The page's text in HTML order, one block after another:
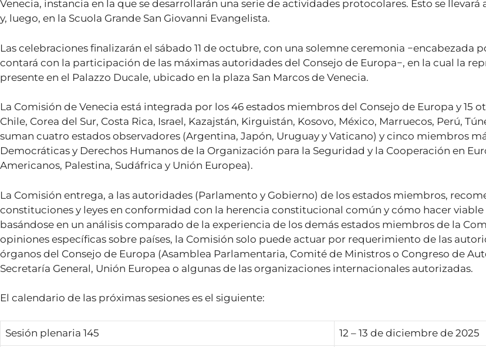
Venecia, instancia en la que se desarrollarán una serie de actividades protocolares. Esto se llevará
y, luego, en la Scuola Grande San Giovanni Evangelista.
Las celebraciones finalizarán el sábado 11 de octubre, con una solemne ceremonia −encabezada
contará con la participación de las máximas autoridades del Consejo de Europa−, en la cual la
presente en el Palazzo Ducale, ubicado en la plaza San Marcos de Venecia.
La Comisión de Venecia está integrada por los 46 estados miembros del Consejo de Europa y 15
Chile, Corea del Sur, Costa Rica, Israel, Kazajstán, Kirguistán, Kosovo, México, Marruecos, Perú,
suman cuatro estados observadores (Argentina, Japón, Uruguay y Vaticano) y cinco miembros
Democráticas y Derechos Humanos de la Organización para la Seguridad y la Cooperación en
Americanos, Palestina, Sudáfrica y Unión Europea).
La Comisión entrega, a las autoridades (Parlamento y Gobierno) de los estados miembros,
constituciones y leyes en conformidad con la herencia constitucional común y cómo hacer
basándose en un análisis comparado de la experiencia de los demás estados miembros de la
opiniones específicas sobre países, la Comisión solo puede actuar por requerimiento de las
órganos del Consejo de Europa (Asamblea Parlamentaria, Comité de Ministros o Congreso de
Secretaría General, Unión Europea o algunas de las organizaciones internacionales autorizadas.
El calendario de las próximas sesiones es el siguiente:
Sesión plenaria 145 12 – 13 de diciembre de 2025